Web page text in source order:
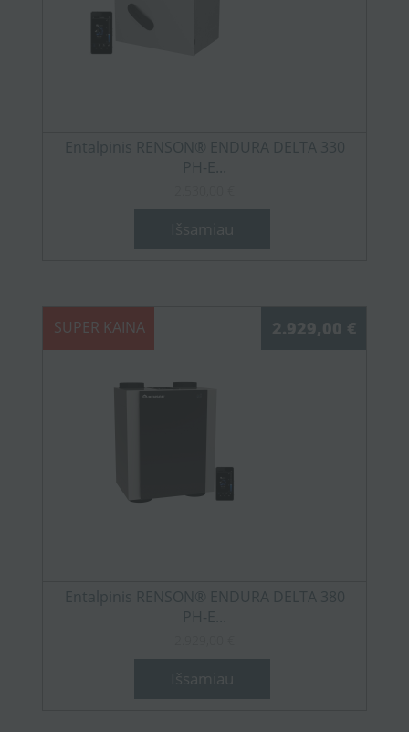
Entalpinis RENSON® ENDURA DELTA 330
PH-E...
Išsamiau
SUPER KAINA 2.929,00 €
Entalpinis RENSON® ENDURA DELTA 380
PH-E...
Išsamiau